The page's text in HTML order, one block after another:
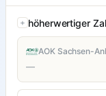
höherwertiger
AOK Sachsen-
—